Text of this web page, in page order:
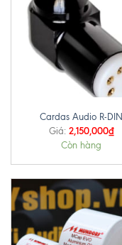
Cardas Audio R-DIN
Giá: 2,150,000₫
Còn hàng